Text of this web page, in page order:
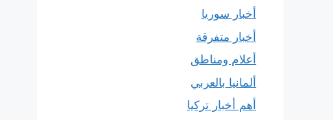
أخبار سوريا
أخبار متفرقة
أعلام ومناطق
ألمانيا بالعربي
أهم أخبار تركيا